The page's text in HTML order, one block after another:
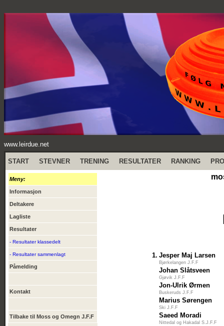
www.leirdue.net
START STEVNER TRENING RESULTATER RANKING
Meny:
Informasjon
Deltakere
Lagliste
Resultater
- Resultater klassedelt
- Resultater sammenlagt
Påmelding
Kontakt
Tilbake til Moss og Omegn J.F.F
1. Jesper Maj Larsen
Bjørkelangen J.F.F
Johan Slåtsveen
Gjøvik J.F.F
Jon-Ulrik Ørmen
Buskeruds J.F.F
Marius Sørengen
Ski J.F.F
Saeed Moradi
Nittedal og Hakadal S.J.F.F